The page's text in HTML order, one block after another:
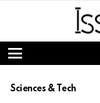
Menu
Sciences & Tech